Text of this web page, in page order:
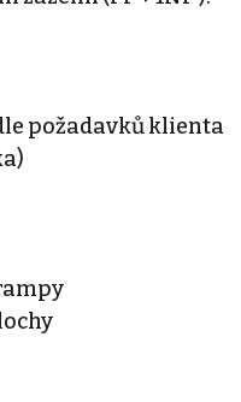
požadavků klienta